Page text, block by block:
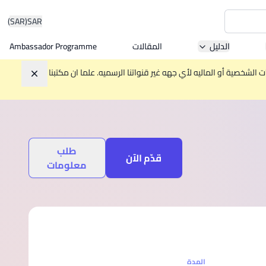
SAR
(SAR)
Asia
الدليل المقالات
Ambassador Programme
أو الماليه لأي جهه غير قنواتنا الرسميه. علما ان مكتبنا
تجاهل
قدّم الآن
طلب
معلومات
المدة